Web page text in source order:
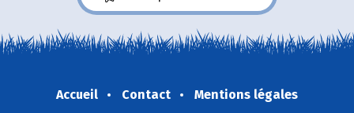
Accueil Contact
Mentions légales